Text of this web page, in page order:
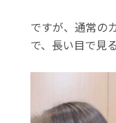
ですが、通常の
で、長い目で見